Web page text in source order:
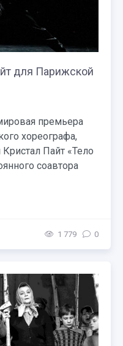
для Парижской
премьера
хореографа,
Пайт «Тело
соавтора
1 779 0